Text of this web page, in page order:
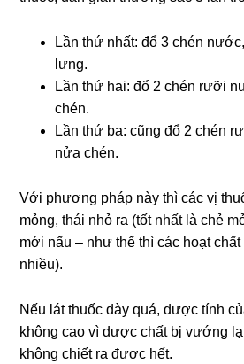
Lần thứ nhất: đổ 3 chén
lưng.
Lần thứ hai: đổ 2 chén rưỡi
chén.
Lần thứ ba: cũng đổ 2 chén
nửa chén.
Với phương pháp này thì các vị
mỏng, thái nhỏ ra (tốt nhất là chẻ
mới nấu – như thế thì các hoạt
nhiều).
Nếu lát thuốc dày quá, dược tính
không cao vì dược chất bị vướng
không chiết ra được hết.